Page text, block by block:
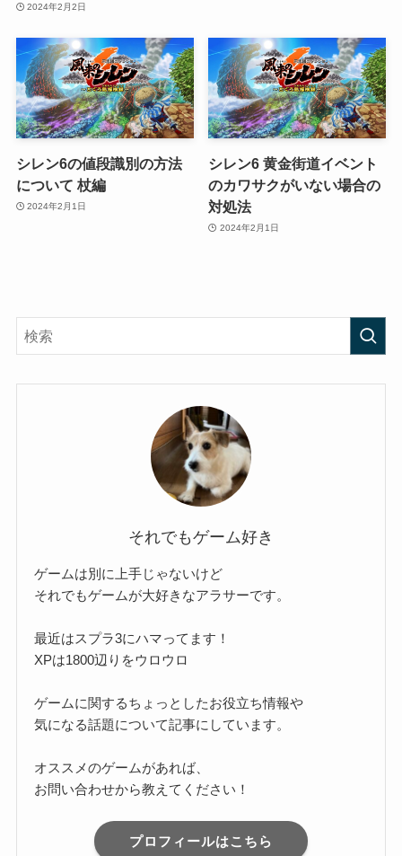
2024年2月2日
シレン6の値段識別の方法
について 杖編
2024年2月1日
シレン6 黄金街道イベント
のカワサクがいない場合の
対処法
2024年2月1日
それでもゲーム好き
ゲームは別に上手じゃないけど
それでもゲームが大好きなアラサーです。
最近はスプラ3にハマってます！
XPは1800辺りをウロウロ
ゲームに関するちょっとしたお役立ち情報や
気になる話題について記事にしています。
オススメのゲームがあれば、
お問い合わせから教えてください！
プロフィールはこちら